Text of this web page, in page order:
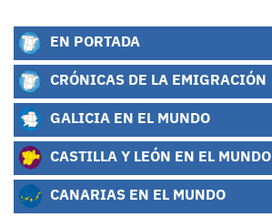
EN PORTADA
CRÓNICAS DE LA EMIGRACIÓN
GALICIA EN EL MUNDO
CASTILLA Y LEÓN EN EL MUNDO
CANARIAS EN EL MUNDO